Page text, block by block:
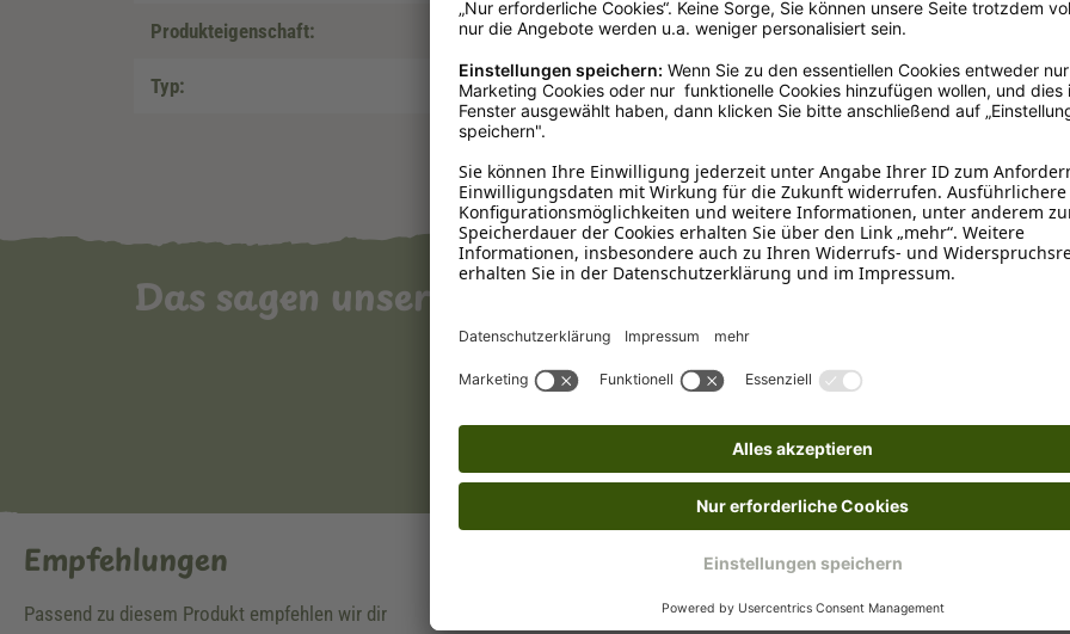
Produkteigenschaft: Mit Seil, Ohne Quietscher
Typ: Zum Apportieren
Das sagen unsere Kunden
Empfehlungen
Passend zu diesem Produkt empfehlen wir dir